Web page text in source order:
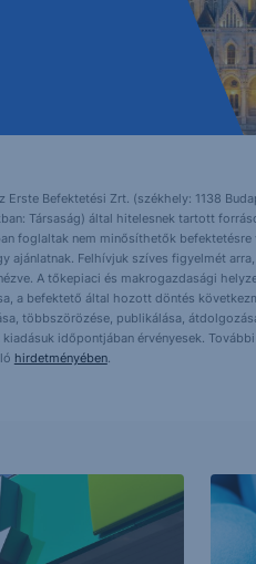
Befektetési Zrt. (székhely: 1138
Társaság) által hitelesnek tartott
foglaltak nem minősíthetők
ajánlatnak. Felhívjuk szíves figyelmét
A tőkepiaci és makrogazdasági
a befektető által hozott döntés
többszörözése, publikálása,
időpontjában érvényesek.
hirdetményében.